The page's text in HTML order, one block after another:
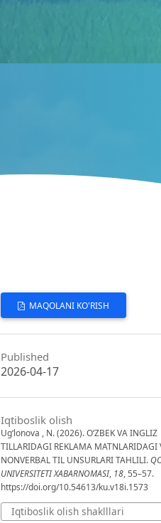
MAQOLANI KO'RISH
Published
2026-04-17
Iqtiboslik olish
Ug‘lonova , N. (2026). O‘ZBEK VA INGLIZ
TILLARIDAGI REKLAMA MATNLARIDAGI
NONVERBAL TIL UNSURLARI TAHLILI.
UNIVERSITETI XABARNOMASI, 18, 55–57.
https://doi.org/10.54613/ku.v18i.1573
Iqtiboslik olish shaklllari